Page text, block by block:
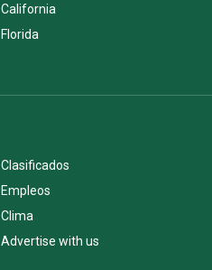
California
Florida
Clasificados
Empleos
Clima
Advertise with us